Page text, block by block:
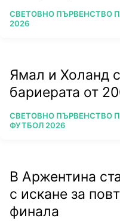
ПОВЕЧЕ ОТ
СВЕТОВНО ПЪРВЕНСТВО
2026
Ямал и Холанд
бариерата от
ПОВЕЧЕ ОТ
СВЕТОВНО ПЪРВЕНСТВО
ФУТБОЛ 2026
В Аржентина
с искане за
финала